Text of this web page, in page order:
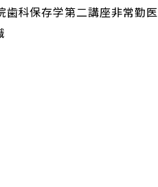
歯科保存学第二講座非常勤医